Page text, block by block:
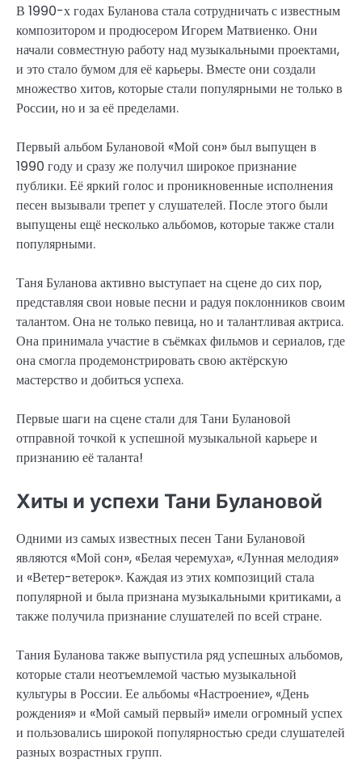
В 1990-х годах Буланова стала сотрудничать с известным
композитором и продюсером Игорем Матвиенко. Они
начали совместную работу над музыкальными проектами,
и это стало бумом для её карьеры. Вместе они создали
множество хитов, которые стали популярными не только в
России, но и за её пределами.
Первый альбом Булановой «Мой сон» был выпущен в
1990 году и сразу же получил широкое признание
публики. Её яркий голос и проникновенные исполнения
песен вызывали трепет у слушателей. После этого были
выпущены ещё несколько альбомов, которые также стали
популярными.
Таня Буланова активно выступает на сцене до сих пор,
представляя свои новые песни и радуя поклонников своим
талантом. Она не только певица, но и талантливая актриса.
Она принимала участие в съёмках фильмов и сериалов, где
она смогла продемонстрировать свою актёрскую
мастерство и добиться успеха.
Первые шаги на сцене стали для Тани Булановой
отправной точкой к успешной музыкальной карьере и
признанию её таланта!
Хиты и успехи Тани Булановой
Одними из самых известных песен Тани Булановой
являются «Мой сон», «Белая черемуха», «Лунная мелодия»
и «Ветер-ветерок». Каждая из этих композиций стала
популярной и была признана музыкальными критиками, а
также получила признание слушателей по всей стране.
Тания Буланова также выпустила ряд успешных альбомов,
которые стали неотъемлемой частью музыкальной
культуры в России. Ее альбомы «Настроение», «День
рождения» и «Мой самый первый» имели огромный успех
и пользовались широкой популярностью среди слушателей
разных возрастных групп.